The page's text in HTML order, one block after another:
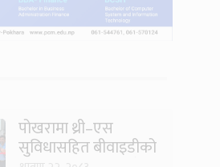
पोखरामा थ्री–एस
सुविधासहित बीवाइडीको